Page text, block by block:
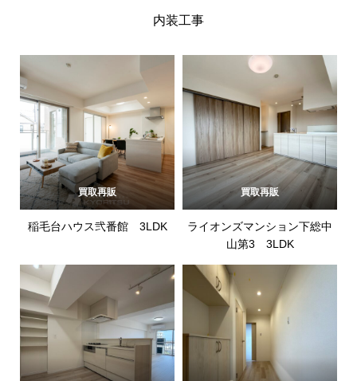
内装工事
買取再販
稲毛台ハウス弐番館 3LDK
買取再販
ライオンズマンション下総中
山第3 3LDK